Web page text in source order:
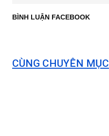
BÌNH LUẬN FACEBOOK
CÙNG CHUYÊN MỤC